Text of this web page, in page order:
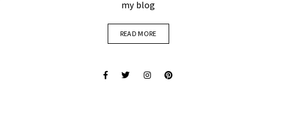
my blog
READ MORE